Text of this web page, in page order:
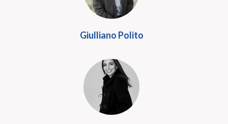
Giulliano Polito